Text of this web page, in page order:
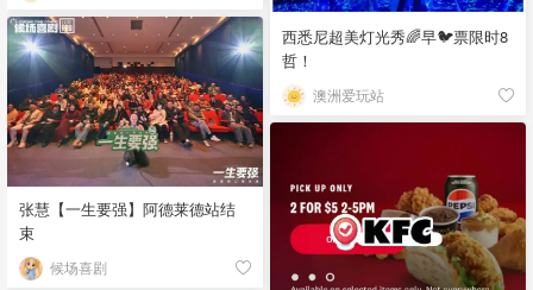
西悉尼超美灯光秀🌈早🐦票限时8
哲！
澳洲爱玩站
张慧【一生要强】阿德莱德站结
束
候场喜剧